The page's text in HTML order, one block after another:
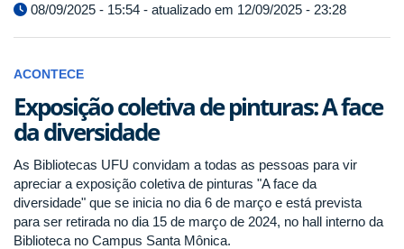
08/09/2025 - 15:54 - atualizado em 12/09/2025 - 23:28
ACONTECE
Exposição coletiva de pinturas: A face
da diversidade
As Bibliotecas UFU convidam a todas as pessoas para vir
apreciar a exposição coletiva de pinturas "A face da
diversidade" que se inicia no dia 6 de março e está prevista
para ser retirada no dia 15 de março de 2024, no hall interno da
Biblioteca no Campus Santa Mônica.